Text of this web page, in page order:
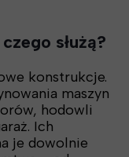
służą?
konstrukcje.
maszyn
hodowli
Ich
je dowolnie